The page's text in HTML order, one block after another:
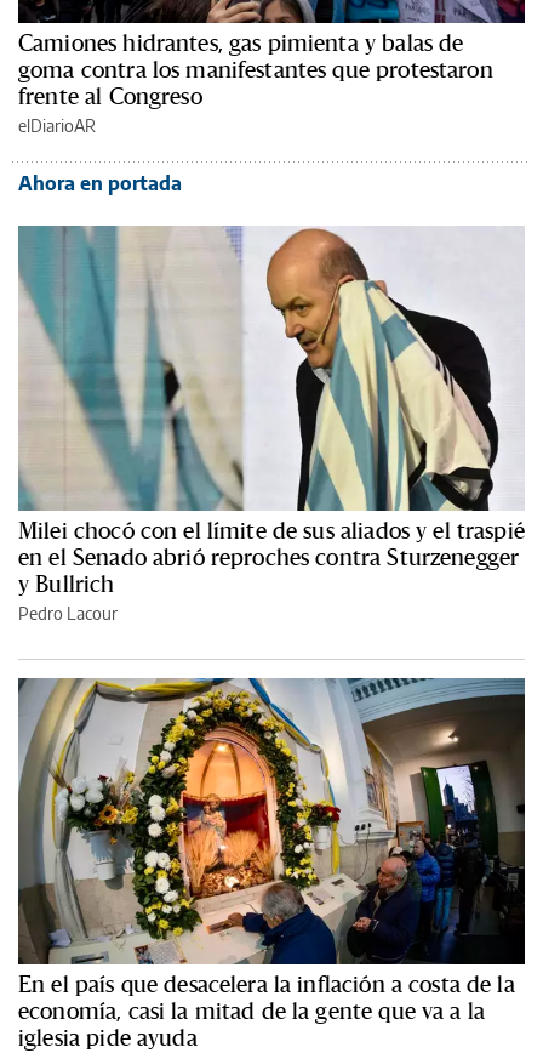
Camiones hidrantes, gas pimienta y balas de
goma contra los manifestantes que protestaron
frente al Congreso
elDiarioAR
Ahora en portada
Milei chocó con el límite de sus aliados y el traspié
en el Senado abrió reproches contra Sturzenegger
y Bullrich
Pedro Lacour
En el país que desacelera la inflación a costa de la
economía, casi la mitad de la gente que va a la
iglesia pide ayuda